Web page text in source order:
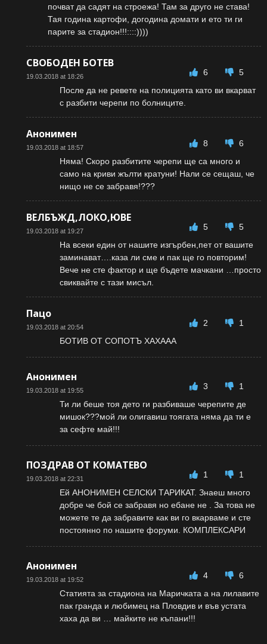
почват да садят на строежа! Там за друго не става!
Тая година картофи, догодина домати и ето ти ги
парите за стадион!!!::::))))
СВОБОДЕН БОТЕВ
19.03.2018 at 18:26 6
5
После да не ревете на полицията като ви вкарват
с разбити черепи по болниците.
Анонимен
19.03.2018 at 18:57 8
6
Няма! Скоро разбитите черепи ще са много и
само на криви жълти кратуни! Нали се сещаш, че
нищо не се забравя!???
ВЕЛБЪЖД,ЛОКО,ЮВЕ
19.03.2018 at 19:27 5
5
На всеки един от нашите изгърбен,пет от вашите
заминават….каза ли сме и пак ще го повторим!
Вече не сте фактор и ще бъдете мачкани …просто
свиквайте с тази мисъл.
Пацо
19.03.2018 at 20:54 2
1
БОТИВ ОТ СОПОТЪ ХАХААА
Анонимен
19.03.2018 at 19:55 3
1
Ти ли беше тоя дето ги разбиваше черепите де
мишок???мой ли олигавиш тоягата няма да ти е
за сефте май!!!
ПОЗДРАВ ОТ КОМАТЕВО
19.03.2018 at 22:31 1
1
Ей АНОНИМЕН СЕЛСКИ ТАРИКАТ. Знаеш много
добре че бой се забравя но ебане не . За това не
можете те да забравите как ви го вкарваме и сте
постоянно по нашите форуми. КОМПЛЕКСАРИ
Анонимен
19.03.2018 at 19:52 4
6
Статията за стадиона на Маричката а на лилавите
пак гранда и любимец на Пловдив и във устата
хаха да ви … майките не къпани!!!